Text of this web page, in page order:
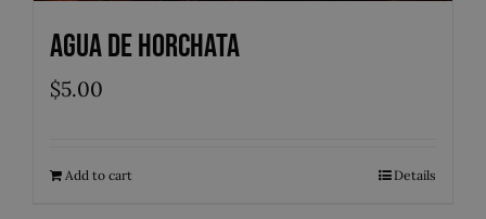
Agua de Horchata
$5.00
Add to cart Details